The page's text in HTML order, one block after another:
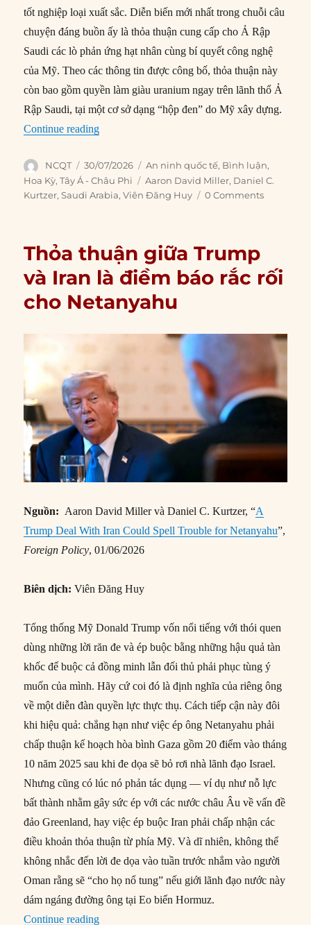
tốt nghiệp loại xuất sắc. Diễn biến mới nhất trong chuỗi câu
chuyện đáng buồn ấy là thỏa thuận cung cấp cho Ả Rập
Saudi các lò phản ứng hạt nhân cùng bí quyết công nghệ
của Mỹ. Theo các thông tin được công bố, thỏa thuận này
còn bao gồm quyền làm giàu uranium ngay trên lãnh thổ Ả
Rập Saudi, tại một cơ sở dạng “hộp đen” do Mỹ xây dựng.
Continue reading“Thỏa thuận hạt nhân với Ả Rập Saudi của
Author
NCQT
Posted
on
30/07/2026 Categories
An ninh quốc tế, Bình luận,
Hoa Kỳ,Tây Á - Châu Phi Tags
Aaron David Miller, Daniel C.
Kurtzer,Saudi Arabia,Viên Đăng Huy 0 Comments
Thỏa thuận giữa Trump
và Iran là điềm báo rắc rối
cho Netanyahu
Nguồn: Aaron David Miller và Daniel C. Kurtzer, “A
Trump Deal With Iran Could Spell Trouble for Netanyahu”,
Foreign Policy, 01/06/2026
Biên dịch:Viên Đăng Huy
Tổng thống Mỹ Donald Trump vốn nổi tiếng với thói quen
dùng những lời răn đe và ép buộc bằng những hậu quả tàn
khốc để buộc cả đồng minh lẫn đối thủ phải phục tùng ý
muốn của mình. Hãy cứ coi đó là định nghĩa của riêng ông
về một diễn đàn quyền lực thực thụ. Cách tiếp cận này đôi
khi hiệu quả: chẳng hạn như việc ép ông Netanyahu phải
chấp thuận kế hoạch hòa bình Gaza gồm 20 điểm vào tháng
10 năm 2025 sau khi đe dọa sẽ bỏ rơi nhà lãnh đạo Israel.
Nhưng cũng có lúc nó phản tác dụng — ví dụ như nỗ lực
bất thành nhằm gây sức ép với các nước châu Âu về vấn đề
đảo Greenland, hay việc ép buộc Iran phải chấp nhận các
điều khoản thỏa thuận từ phía Mỹ. Và dĩ nhiên, không thể
không nhắc đến lời đe dọa vào tuần trước nhắm vào người
Oman rằng sẽ “cho họ nổ tung” nếu giới lãnh đạo nước này
dám ngáng đường ông tại Eo biển Hormuz.
Continue reading“Thỏa thuận giữa Trump và Iran là điềm báo